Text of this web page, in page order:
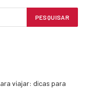
viajar: dicas para